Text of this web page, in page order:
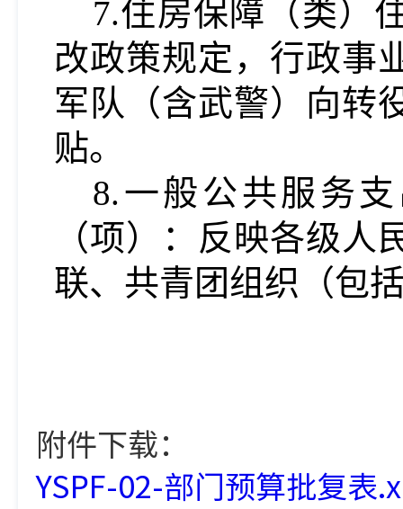
7.住房保障（类）
改政策规定，行政事
军队（含武警）向转
贴。
8.一般公共服务
（项）：反映各级
联、共青团组织（包
附件下载：
YSPF-02-部门预算批复表